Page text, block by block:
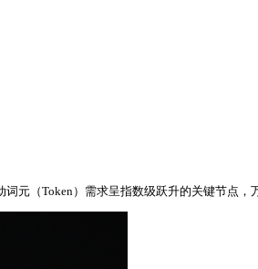
元（Token）需求呈指数级跃升的关键节点，